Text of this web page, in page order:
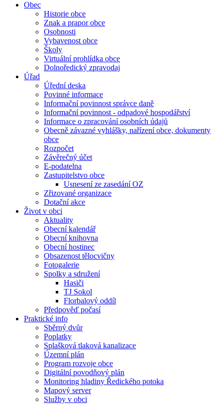
Obec
Historie obce
Znak a prapor obce
Osobnosti
Vybavenost obce
Školy
Virtuální prohlídka obce
Dolnoředický zpravodaj
Úřad
Úřední deska
Povinné informace
Informační povinnost správce daně
Informační povinnost - odpadové hospodářství
Informace o zpracování osobních údajů
Obecně závazné vyhlášky, nařízení obce, dokumenty
obce
Rozpočet
Závěrečný účet
E-podatelna
Zastupitelstvo obce
Usnesení ze zasedání OZ
Zřizované organizace
Dotační akce
Život v obci
Aktuality
Obecní kalendář
Obecní knihovna
Obecní hostinec
Obsazenost tělocvičny
Fotogalerie
Spolky a sdružení
Hasiči
TJ Sokol
Florbalový oddíl
Předpověď počasí
Praktické info
Sběrný dvůr
Poplatky
Splašková tlaková kanalizace
Územní plán
Program rozvoje obce
Digitální povodňový plán
Monitoring hladiny Ředického potoka
Mapový server
Služby v obci